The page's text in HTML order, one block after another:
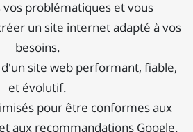
problématiques et vous
un site internet adapté à vos
besoins.
site web performant, fiable,
et évolutif.
pour être conformes aux
aux recommandations Google.